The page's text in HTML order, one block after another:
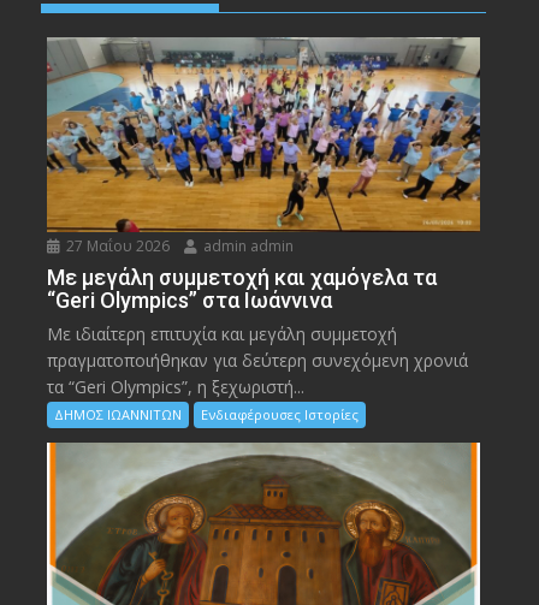
27 Μαΐου 2026 admin admin
Με μεγάλη συμμετοχή και χαμόγελα τα
“Geri Olympics” στα Ιωάννινα
Με ιδιαίτερη επιτυχία και μεγάλη συμμετοχή
πραγματοποιήθηκαν για δεύτερη συνεχόμενη χρονιά
τα “Geri Olympics”, η ξεχωριστή...
ΔΗΜΟΣ ΙΩΑΝΝΙΤΩΝ Ενδιαφέρουσες Ιστορίες